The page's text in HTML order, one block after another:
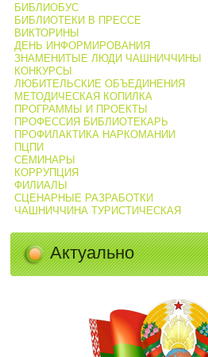
БИБЛИОБУС
БИБЛИОТЕКИ В ПРЕССЕ
ВИКТОРИНЫ
ДЕНЬ ИНФОРМИРОВАНИЯ
ЗНАМЕНИТЫЕ ЛЮДИ ЧАШНИЧЧИНЫ
КОНКУРСЫ
ЛЮБИТЕЛЬСКИЕ ОБЪЕДИНЕНИЯ
МЕТОДИЧЕСКАЯ КОПИЛКА
ПРОГРАММЫ И ПРОЕКТЫ
ПРОФЕССИЯ БИБЛИОТЕКАРЬ
ПРОФИЛАКТИКА НАРКОМАНИИ
ПЦПИ
СЕМИНАРЫ
КОРРУПЦИЯ
ФИЛИАЛЫ
СЦЕНАРНЫЕ РАЗРАБОТКИ
ЧАШНИЧЧИНА ТУРИСТИЧЕСКАЯ
Актуально